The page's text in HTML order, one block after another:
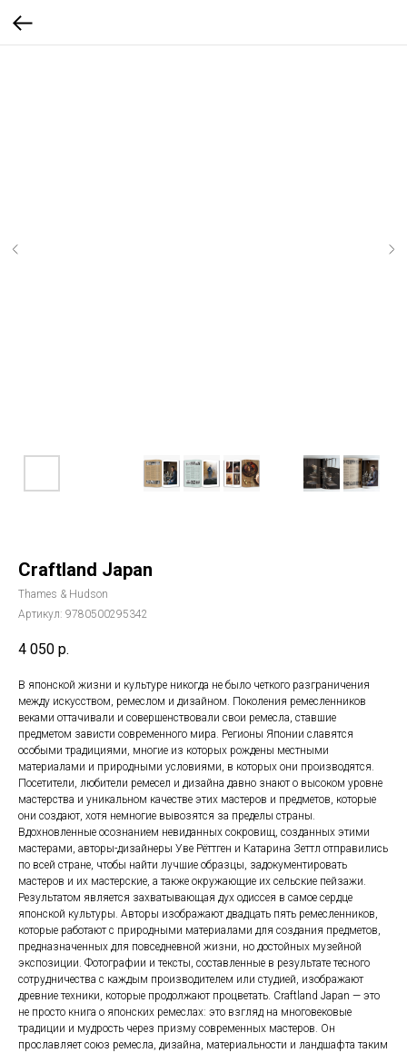
Craftland Japan
Thames & Hudson
Артикул: 9780500295342
4 050 р.
В японской жизни и культуре никогда не было четкого разграничения
между искусством, ремеслом и дизайном. Поколения ремесленников
веками оттачивали и совершенствовали свои ремесла, ставшие
предметом зависти современного мира. Регионы Японии славятся
особыми традициями, многие из которых рождены местными
материалами и природными условиями, в которых они производятся.
Посетители, любители ремесел и дизайна давно знают о высоком уровне
мастерства и уникальном качестве этих мастеров и предметов, которые
они создают, хотя немногие вывозятся за пределы страны.
Вдохновленные осознанием невиданных сокровищ, созданных этими
мастерами, авторы-дизайнеры Уве Рёттген и Катарина Зеттл отправились
по всей стране, чтобы найти лучшие образцы, задокументировать
мастеров и их мастерские, а также окружающие их сельские пейзажи.
Результатом является захватывающая дух одиссея в самое сердце
японской культуры. Авторы изображают двадцать пять ремесленников,
которые работают с природными материалами для создания предметов,
предназначенных для повседневной жизни, но достойных музейной
экспозиции. Фотографии и тексты, составленные в результате тесного
сотрудничества с каждым производителем или студией, изображают
древние техники, которые продолжают процветать. Craftland Japan — это
не просто книга о японских ремеслах: это взгляд на многовековые
традиции и мудрость через призму современных мастеров. Он
прославляет союз ремесла, дизайна, материальности и ландшафта таким